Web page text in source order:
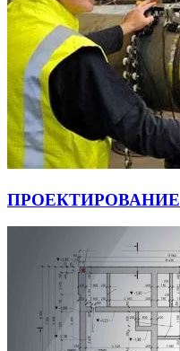
ПРОЕКТИРОВАНИЕ